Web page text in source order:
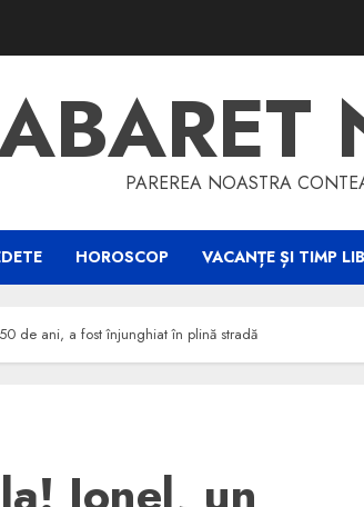
PAREREA NOASTRA
HOROSCOP VACANȚE ȘI TIMP
de ani, a fost înjunghiat în plină stradă